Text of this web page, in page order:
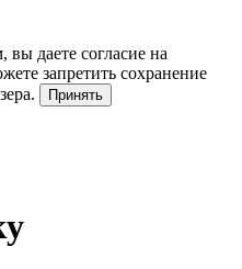
вы даете согласие на
запретить сохранение
Принять